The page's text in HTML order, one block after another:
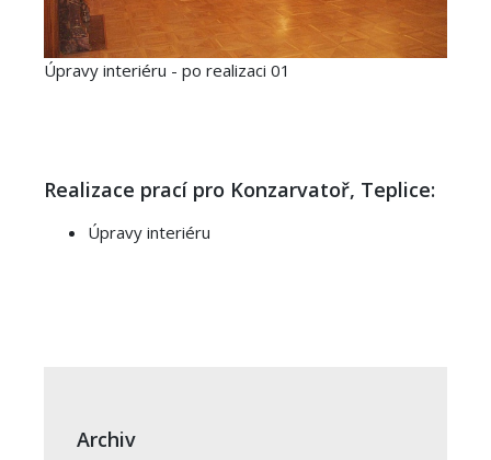
Archiv
Úpravy interiéru - po realizaci 01
Realizace prací pro Konzarvatoř, Teplice:
Úpravy interiéru